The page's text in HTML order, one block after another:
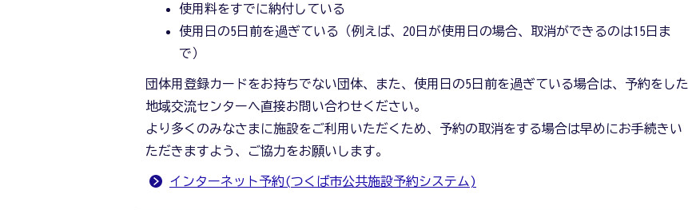
使用料をすでに納付している
使用日の5日前を過ぎている（例えば、20日が使用日の場合、取消ができるのは15日ま
で）
団体用登録カードをお持ちでない団体、また、使用日の5日前を過ぎている場合は、予約をした
地域交流センターへ直接お問い合わせください。
より多くのみなさまに施設をご利用いただくため、予約の取消をする場合は早めにお手続きい
ただきますよう、ご協力をお願いします。
インターネット予約(つくば市公共施設予約システム)